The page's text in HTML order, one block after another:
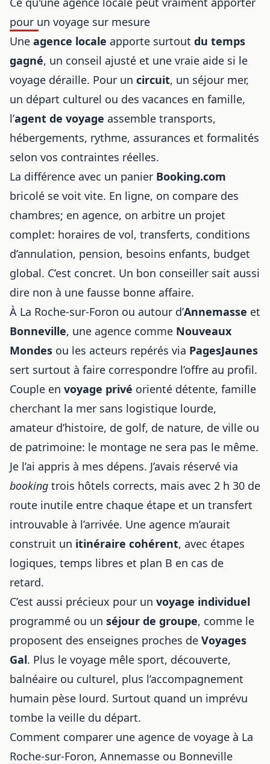
pour un voyage sur mesure
Une agence locale apporte surtout du temps
gagné, un conseil ajusté et une vraie aide si le
voyage déraille. Pour un circuit, un séjour mer,
un départ culturel ou des vacances en famille,
l’agent de voyage assemble transports,
hébergements, rythme, assurances et formalités
selon vos contraintes réelles.
La différence avec un panier Booking.com
bricolé se voit vite. En ligne, on compare des
chambres; en agence, on arbitre un projet
complet: horaires de vol, transferts, conditions
d’annulation, pension, besoins enfants, budget
global. C’est concret. Un bon conseiller sait aussi
dire non à une fausse bonne affaire.
À La Roche-sur-Foron ou autour d’Annemasse et
Bonneville, une agence comme Nouveaux
Mondes ou les acteurs repérés via PagesJaunes
sert surtout à faire correspondre l’offre au profil.
Couple en voyage privé orienté détente, famille
cherchant la mer sans logistique lourde,
amateur d’histoire, de golf, de nature, de ville ou
de patrimoine: le montage ne sera pas le même.
Je l’ai appris à mes dépens. J’avais réservé via
booking trois hôtels corrects, mais avec 2 h 30 de
route inutile entre chaque étape et un transfert
introuvable à l’arrivée. Une agence m’aurait
construit un itinéraire cohérent, avec étapes
logiques, temps libres et plan B en cas de
retard.
C’est aussi précieux pour un voyage individuel
programmé ou un séjour de groupe, comme le
proposent des enseignes proches de Voyages
Gal. Plus le voyage mêle sport, découverte,
balnéaire ou culturel, plus l’accompagnement
humain pèse lourd. Surtout quand un imprévu
tombe la veille du départ.
Comment comparer une agence de voyage à La
Roche-sur-Foron, Annemasse ou Bonneville